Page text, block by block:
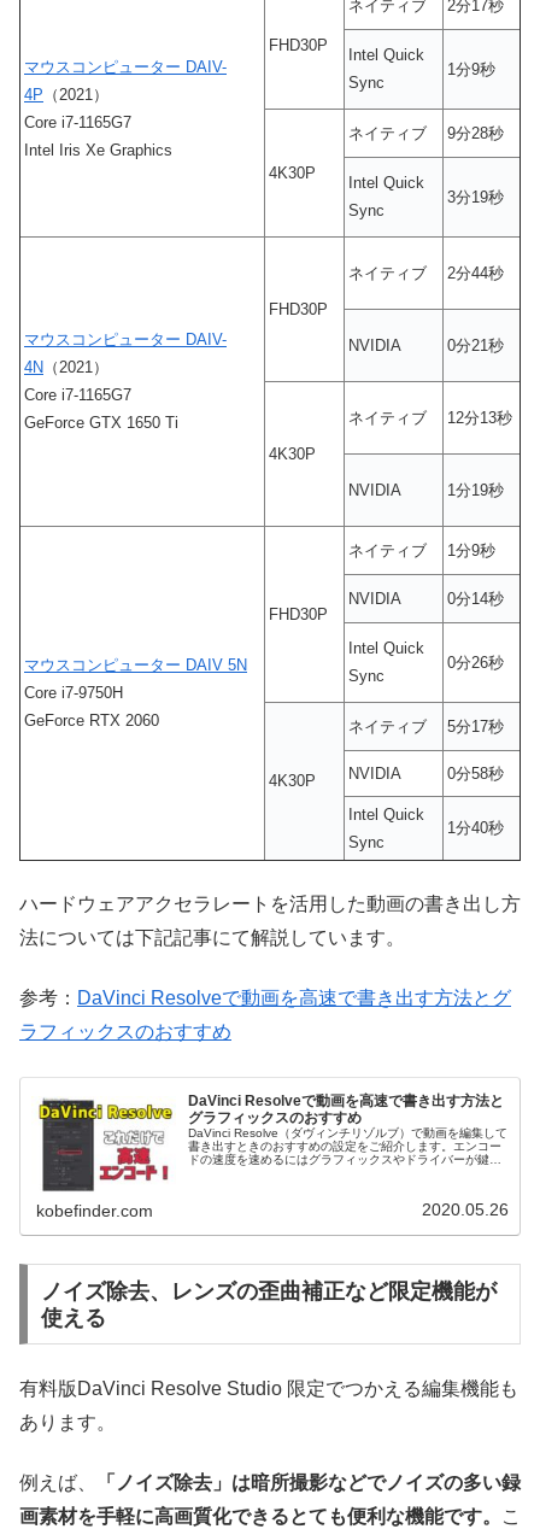
マウスコンピューター DAIV-
4P （2021）
Core i7-1165G7
Intel Iris Xe Graphics
FHD30P
ネイティブ 2分17秒
Intel Quick
Sync
1分9秒
4K30P
ネイティブ 9分28秒
Intel Quick
Sync
3分19秒
マウスコンピューター DAIV-
4N （2021）
Core i7-1165G7
GeForce GTX 1650 Ti
FHD30P
ネイティブ 2分44秒
NVIDIA 0分21秒
4K30P
ネイティブ 12分13秒
NVIDIA 1分19秒
マウスコンピューター DAIV 5N
Core i7-9750H
GeForce RTX 2060
FHD30P
ネイティブ 1分9秒
NVIDIA 0分14秒
Intel Quick
Sync
0分26秒
4K30P
ネイティブ 5分17秒
NVIDIA 0分58秒
Intel Quick
Sync
1分40秒
ハードウェアアクセラレートを活用した動画の書き出し方
法については下記記事にて解説しています。
参考： DaVinci Resolveで動画を高速で書き出す方法とグ
ラフィックスのおすすめ
DaVinci Resolveで動画を高速で書き出す方法と
グラフィックスのおすすめ
DaVinci Resolve（ダヴィンチリゾルブ）で動画を編集して
書き出すときのおすすめの設定をご紹介します。エンコー
ドの速度を速めるにはグラフィックスやドライバーが鍵に
kobefinder.com 2020.05.26
ノイズ除去、レンズの歪曲補正など限定機能が
使える
有料版DaVinci Resolve Studio 限定でつかえる編集機能も
あります。
例えば、
「ノイズ除去」は暗所撮影などでノイズの多い録
画素材を手軽に高画質化できるとても便利な機能です。
こ